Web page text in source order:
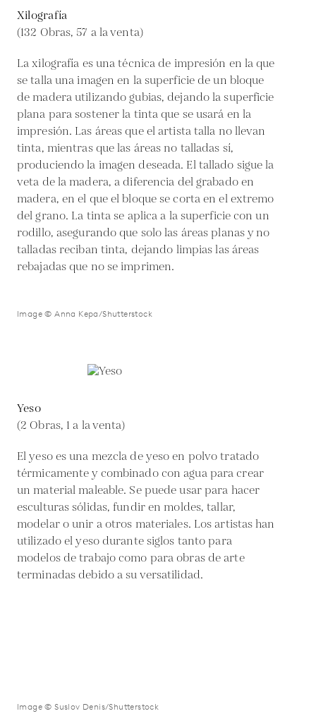
Xilografía
(132 Obras, 57 a la venta)
La xilografía es una técnica de impresión en la que
se talla una imagen en la superficie de un bloque
de madera utilizando gubias, dejando la superficie
plana para sostener la tinta que se usará en la
impresión. Las áreas que el artista talla no llevan
tinta, mientras que las áreas no talladas sí,
produciendo la imagen deseada. El tallado sigue la
veta de la madera, a diferencia del grabado en
madera, en el que el bloque se corta en el extremo
del grano. La tinta se aplica a la superficie con un
rodillo, asegurando que solo las áreas planas y no
talladas reciban tinta, dejando limpias las áreas
rebajadas que no se imprimen.
Image © Anna Kepa/Shutterstock
Yeso
(2 Obras, 1 a la venta)
El yeso es una mezcla de yeso en polvo tratado
térmicamente y combinado con agua para crear
un material maleable. Se puede usar para hacer
esculturas sólidas, fundir en moldes, tallar,
modelar o unir a otros materiales. Los artistas han
utilizado el yeso durante siglos tanto para
modelos de trabajo como para obras de arte
terminadas debido a su versatilidad.
Image © Suslov Denis/Shutterstock